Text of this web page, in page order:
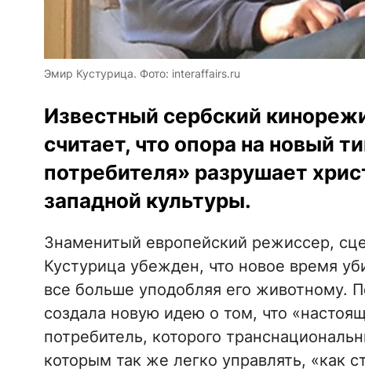
Эмир Кустурица. Фото: interaffairs.ru
Известный сербский
считает, что опора на новый
потребителя» разрушает
западной культуры.
Знаменитый европейский режиссер,
Кустурица убежден, что новое время
все больше уподобляя его животному.
создала новую идею о том, что
потребитель, которого
которым так же легко управлять, «как